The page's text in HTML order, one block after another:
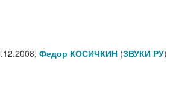
Федор КОСИЧКИН (ЗВУКИ РУ)